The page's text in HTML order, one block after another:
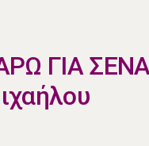
ΓΙΑ